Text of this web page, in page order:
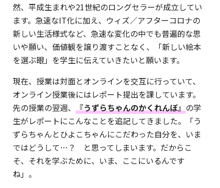
然、平成生まれや21世紀のロングセラーが成立してい
ます。急速なIT化に加え、ウィズ／アフターコロナの
新しい生活様式など、急速な変化の中でも普遍的な思
いや願い、価値観を譲り渡すことなく、「新しい絵本
を選ぶ眼」を学生に伝えていきたいと願います。
現在、授業は対面とオンラインを交互に行っていて、
オンライン授業後にはレポート提出を課しています。
先の授業の翌週、
『うずらちゃんのかくれんぼ』 の学
生がレポートにこんなことを追記してきました。「う
ずらちゃんとひよこちゃんにこだわった自分を、いま
ではどうして…？ と思ってしまいます。だからこ
そ、それを学ぶために、いま、ここにいるんです
ね」。